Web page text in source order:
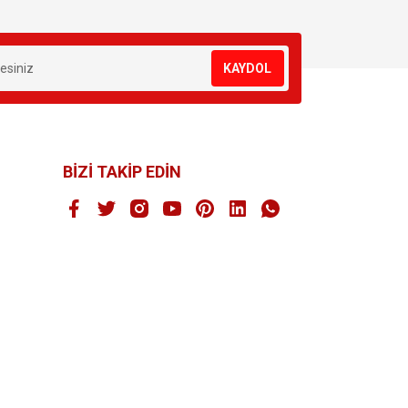
KAYDOL
BİZİ TAKİP EDİN